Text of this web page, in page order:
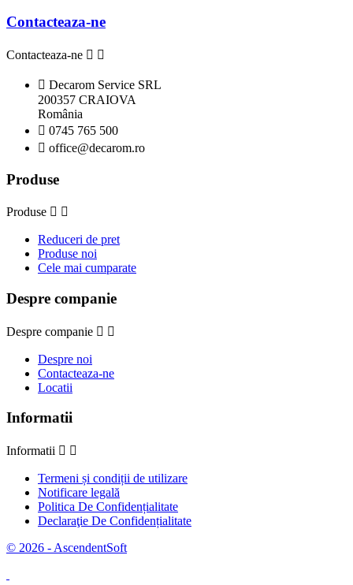
Contacteaza-ne
Contacteaza-ne  
 Decarom Service SRL
200357 CRAIOVA
România
 0745 765 500
 office@decarom.ro
Produse
Produse  
Reduceri de pret
Produse noi
Cele mai cumparate
Despre companie
Despre companie  
Despre noi
Contacteaza-ne
Locatii
Informatii
Informatii  
Termeni și condiții de utilizare
Notificare legală
Politica De Confidențialitate
Declaraţie De Confidențialitate
© 2026 - AscendentSoft